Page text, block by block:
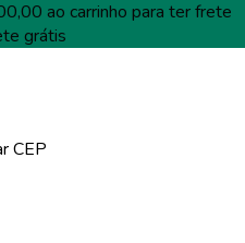
ao carrinho para terfrete
grátis
CEP